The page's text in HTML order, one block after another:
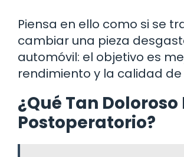
Piensa en ello como si se
cambiar una pieza
automóvil: el objetivo es
rendimiento y la calidad de
¿Qué Tan Doloroso
Postoperatorio?